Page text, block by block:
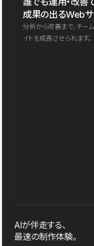
成果の出るWebサ
分析から改善まで、チー
イトを成長させられます。
AIが伴走する、
最速の制作体験。